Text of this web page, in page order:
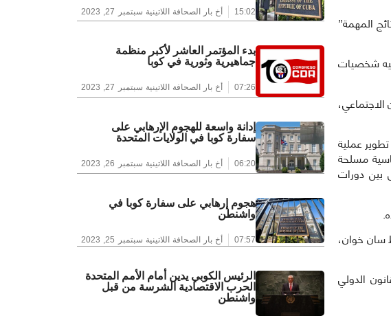
المهمة”
شخصيات
للضمان الاجتماعي،
تطوير عملية
مسلحة
بين دورات
سان خوان،
الدولي
15:02 أخ بار الصحافة اللاتينية سبتمبر 27, 2023
بدء المؤتمر العاشر لأكبر منظمة
جماهيرية وثورية في كوبا
07:26 أخ بار الصحافة اللاتينية سبتمبر 27, 2023
إدانة واسعة للهجوم الإرهابي على
سفارة كوبا في الولايات المتحدة
06:20 أخ بار الصحافة اللاتينية سبتمبر 26, 2023
هجوم إرهابي على سفارة كوبا في
واشنطن
07:57 أخ بار الصحافة اللاتينية سبتمبر 25, 2023
الرئيس الكوبي يدين أمام الأمم المتحدة
الحرب الاقتصادية الشرسة من قبل
واشنطن